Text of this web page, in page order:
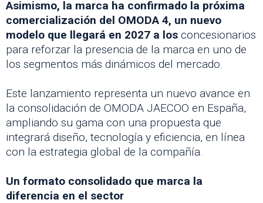
Asimismo, la marca ha confirmado la próxima
comercialización del OMODA 4, un nuevo
modelo que llegará en 2027 a los concesionarios
para reforzar la presencia de la marca en uno de
los segmentos más dinámicos del mercado.
Este lanzamiento representa un nuevo avance en
la consolidación de OMODA JAECOO en España,
ampliando su gama con una propuesta que
integrará diseño, tecnología y eficiencia, en línea
con la estrategia global de la compañía.
Un formato consolidado que marca la
diferencia en el sector